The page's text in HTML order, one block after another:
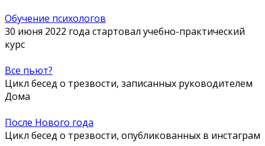
Обучение психологов
30 июня 2022 года стартовал учебно-практический
курс
Все пьют?
Цикл бесед о трезвости, записанных руководителем
Дома
После Нового года
Цикл бесед о трезвости, опубликованных в инстаграм